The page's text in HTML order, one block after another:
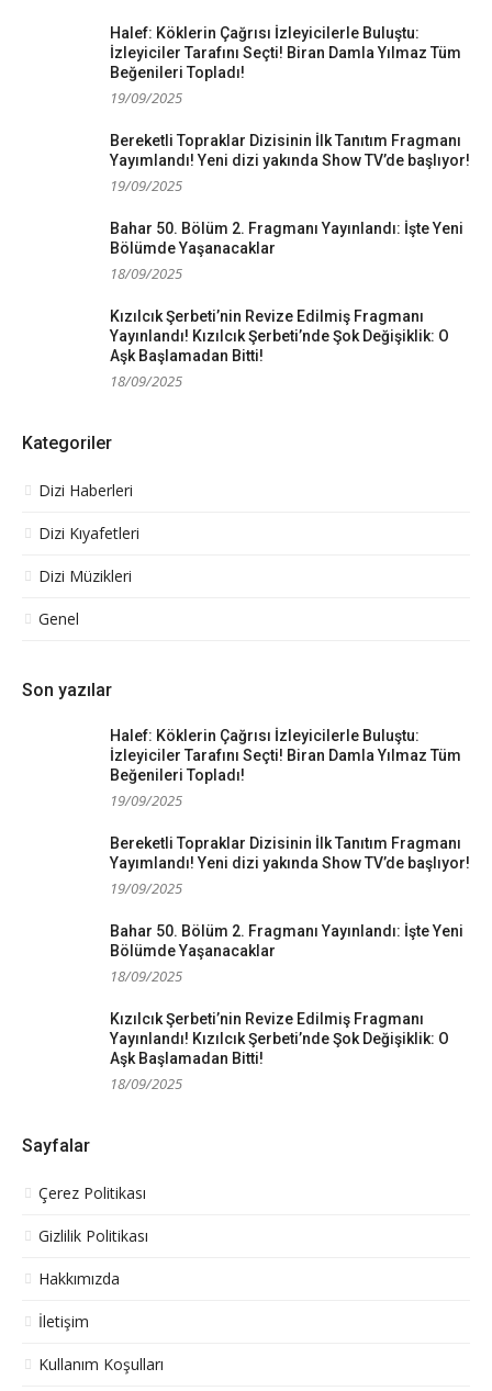
Halef: Köklerin Çağrısı İzleyicilerle Buluştu:
İzleyiciler Tarafını Seçti! Biran Damla Yılmaz Tüm
Beğenileri Topladı!
19/09/2025
Bereketli Topraklar Dizisinin İlk Tanıtım Fragmanı
Yayımlandı! Yeni dizi yakında Show TV’de başlıyor!
19/09/2025
Bahar 50. Bölüm 2. Fragmanı Yayınlandı: İşte Yeni
Bölümde Yaşanacaklar
18/09/2025
Kızılcık Şerbeti’nin Revize Edilmiş Fragmanı
Yayınlandı! Kızılcık Şerbeti’nde Şok Değişiklik: O
Aşk Başlamadan Bitti!
18/09/2025
Kategoriler
Dizi Haberleri
Dizi Kıyafetleri
Dizi Müzikleri
Genel
Son yazılar
Halef: Köklerin Çağrısı İzleyicilerle Buluştu:
İzleyiciler Tarafını Seçti! Biran Damla Yılmaz Tüm
Beğenileri Topladı!
19/09/2025
Bereketli Topraklar Dizisinin İlk Tanıtım Fragmanı
Yayımlandı! Yeni dizi yakında Show TV’de başlıyor!
19/09/2025
Bahar 50. Bölüm 2. Fragmanı Yayınlandı: İşte Yeni
Bölümde Yaşanacaklar
18/09/2025
Kızılcık Şerbeti’nin Revize Edilmiş Fragmanı
Yayınlandı! Kızılcık Şerbeti’nde Şok Değişiklik: O
Aşk Başlamadan Bitti!
18/09/2025
Sayfalar
Çerez Politikası
Gizlilik Politikası
Hakkımızda
İletişim
Kullanım Koşulları